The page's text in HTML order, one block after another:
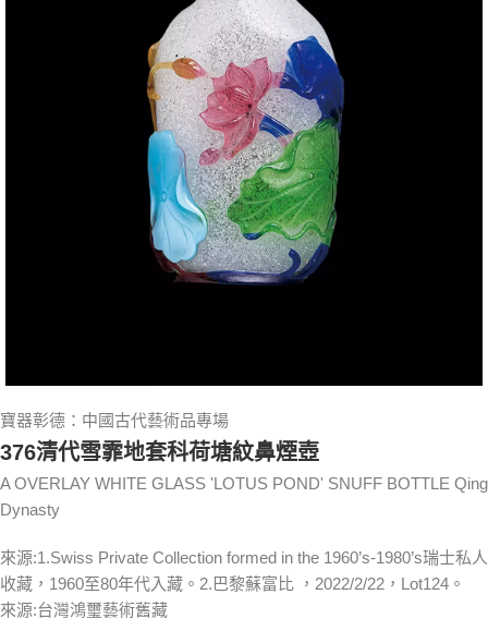
寶器彰德：中國古代藝術品專場
376清代雪霏地套科荷塘紋鼻煙壺
A OVERLAY WHITE GLASS 'LOTUS POND' SNUFF BOTTLE Qing
Dynasty
來源:1.Swiss Private Collection formed in the 1960’s-1980’s瑞士私人
收藏，1960至80年代入藏。2.巴黎蘇富比 ，2022/2/22，Lot124。
來源:台灣鴻璽藝術舊藏